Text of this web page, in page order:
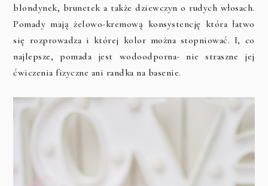
blondynek, brunetek a także dziewczyn o rudych włosach.
Pomady mają żelowo-kremową konsystencję która łatwo
się rozprowadza i której kolor można stopniować. I, co
najlepsze, pomada jest wodoodporna- nie straszne jej
ćwiczenia fizyczne ani randka na basenie.